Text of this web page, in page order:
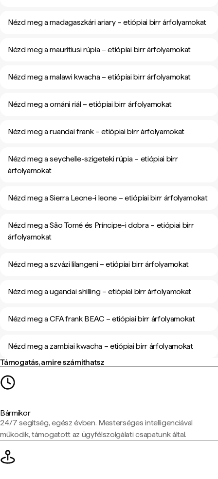
Nézd meg a madagaszkári ariary – etiópiai birr árfolyamokat
Nézd meg a mauritiusi rúpia – etiópiai birr árfolyamokat
Nézd meg a malawi kwacha – etiópiai birr árfolyamokat
Nézd meg a ománi riál – etiópiai birr árfolyamokat
Nézd meg a ruandai frank – etiópiai birr árfolyamokat
Nézd meg a seychelle-szigeteki rúpia – etiópiai birr
árfolyamokat
Nézd meg a Sierra Leone-i leone – etiópiai birr árfolyamokat
Nézd meg a São Tomé és Príncipe-i dobra – etiópiai birr
árfolyamokat
Nézd meg a szvázi lilangeni – etiópiai birr árfolyamokat
Nézd meg a ugandai shilling – etiópiai birr árfolyamokat
Nézd meg a CFA frank BEAC – etiópiai birr árfolyamokat
Nézd meg a zambiai kwacha – etiópiai birr árfolyamokat
Támogatás, amire számíthatsz
Bármikor
24/7 segítség, egész évben. Mesterséges intelligenciával
működik, támogatott az ügyfélszolgálati csapatunk által.